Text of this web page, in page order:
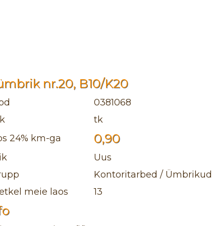
nr.20, B10/K20
0381068
tk
24% km-ga
0,90
Uus
Kontoritarbed / Ümbrikud
meie laos
13